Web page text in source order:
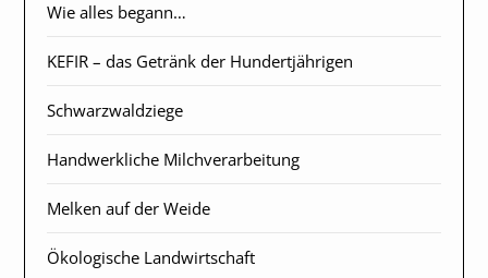
Wie alles begann…
KEFIR – das Getränk der Hundertjährigen
Schwarzwaldziege
Handwerkliche Milchverarbeitung
Melken auf der Weide
Ökologische Landwirtschaft